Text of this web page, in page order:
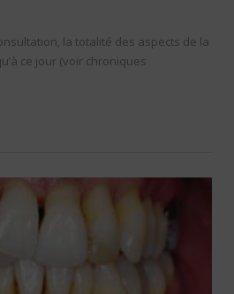
la totalité des aspects de la
ce jour (voir chroniques